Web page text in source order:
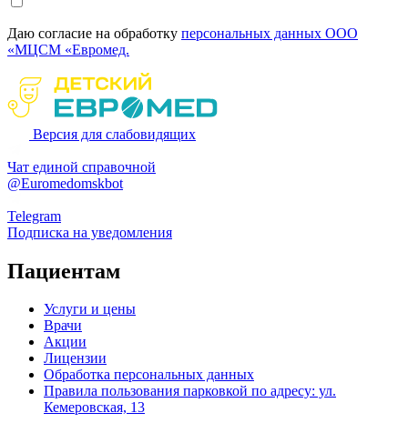
Даю согласие на обработку персональных данных ООО
«МЦСМ «Евромед.
Версия для слабовидящих
Чат единой справочной
@Euromedomskbot
Telegram
Подписка на уведомления
Пациентам
Услуги и цены
Врачи
Акции
Лицензии
Обработка персональных данных
Правила пользования парковкой по адресу: ул.
Кемеровская, 13